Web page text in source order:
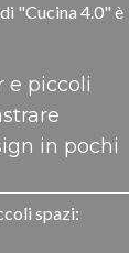
"Cucina 4.0" è
e piccoli
in pochi
spazi: